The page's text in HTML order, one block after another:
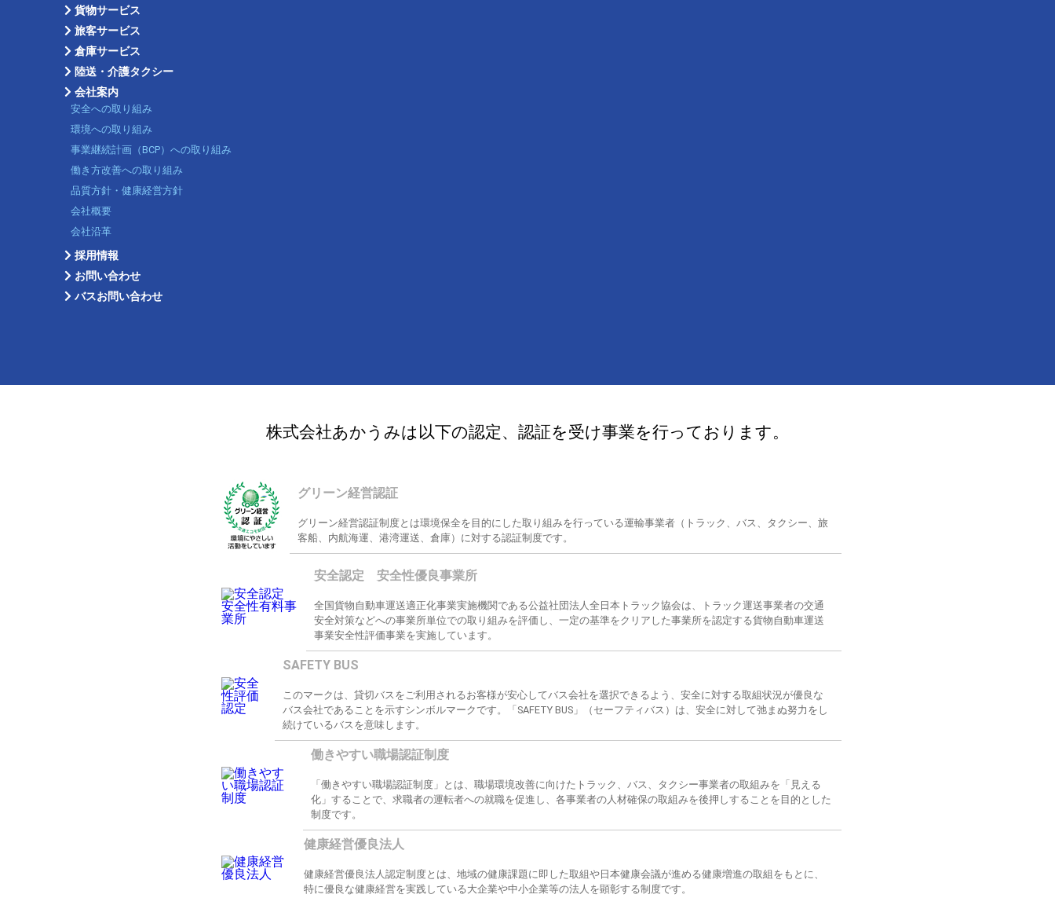
貨物サービス
旅客サービス
倉庫サービス
陸送・介護タクシー
会社案内
安全への取り組み
環境への取り組み
事業継続計画（BCP）への取り組み
働き方改善への取り組み
品質方針・健康経営方針
会社概要
会社沿革
採用情報
お問い合わせ
バスお問い合わせ
株式会社あかうみは以下の認定、認証を受け事業を行っております。
グリーン経営認証
グリーン経営認証制度とは環境保全を目的にした取り組みを行っている運輸事業者（トラック、バス、タクシー、旅
客船、内航海運、港湾運送、倉庫）に対する認証制度です。
安全認定 安全性優良事業所
全国貨物自動車運送適正化事業実施機関である公益社団法人全日本トラック協会は、トラック運送事業者の交通
安全対策などへの事業所単位での取り組みを評価し、一定の基準をクリアした事業所を認定する貨物自動車運送
事業安全性評価事業を実施しています。
SAFETY BUS
このマークは、貸切バスをご利用されるお客様が安心してバス会社を選択できるよう、安全に対する取組状況が優良な
バス会社であることを示すシンボルマークです。「SAFETY BUS」（セーフティバス）は、安全に対して弛まぬ努力をし
続けているバスを意味します。
働きやすい職場認証制度
「働きやすい職場認証制度」とは、職場環境改善に向けたトラック、バス、タクシー事業者の取組みを「見える
化」することで、求職者の運転者への就職を促進し、各事業者の人材確保の取組みを後押しすることを目的とした
制度です。
健康経営優良法人
健康経営優良法人認定制度とは、地域の健康課題に即した取組や日本健康会議が進める健康増進の取組をもとに、
特に優良な健康経営を実践している大企業や中小企業等の法人を顕彰する制度です。